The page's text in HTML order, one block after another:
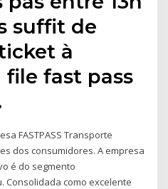
suffit de
à
file fast pass
FASTPASS Transporte
dos consumidores. A empresa
é do segmento
Consolidada como excelente